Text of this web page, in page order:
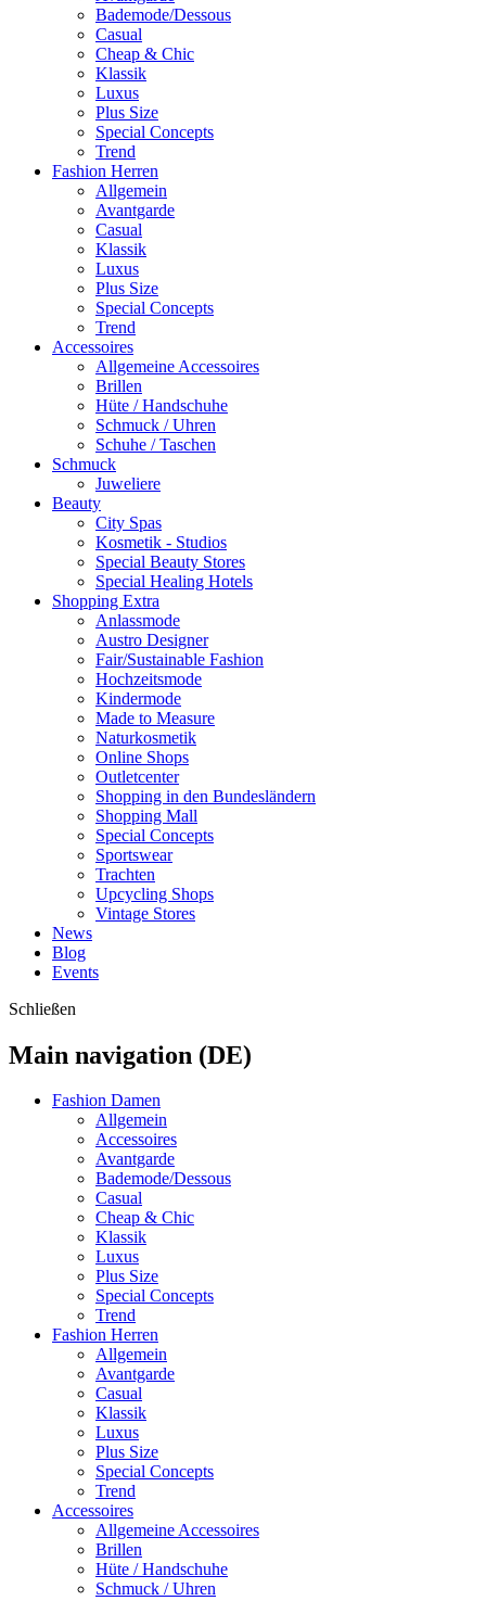
Bademode/Dessous
Casual
Cheap & Chic
Klassik
Luxus
Plus Size
Special Concepts
Trend
Fashion Herren
Allgemein
Avantgarde
Casual
Klassik
Luxus
Plus Size
Special Concepts
Trend
Accessoires
Allgemeine Accessoires
Brillen
Hüte / Handschuhe
Schmuck / Uhren
Schuhe / Taschen
Schmuck
Juweliere
Beauty
City Spas
Kosmetik - Studios
Special Beauty Stores
Special Healing Hotels
Shopping Extra
Anlassmode
Austro Designer
Fair/Sustainable Fashion
Hochzeitsmode
Kindermode
Made to Measure
Naturkosmetik
Online Shops
Outletcenter
Shopping in den Bundesländern
Shopping Mall
Special Concepts
Sportswear
Trachten
Upcycling Shops
Vintage Stores
News
Blog
Events
Schließen
Main navigation (DE)
Fashion Damen
Allgemein
Accessoires
Avantgarde
Bademode/Dessous
Casual
Cheap & Chic
Klassik
Luxus
Plus Size
Special Concepts
Trend
Fashion Herren
Allgemein
Avantgarde
Casual
Klassik
Luxus
Plus Size
Special Concepts
Trend
Accessoires
Allgemeine Accessoires
Brillen
Hüte / Handschuhe
Schmuck / Uhren